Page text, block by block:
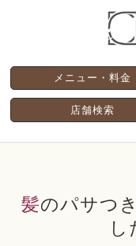
メニュー・料金
店舗検索
髪のパサつきが気になるので、改善
し